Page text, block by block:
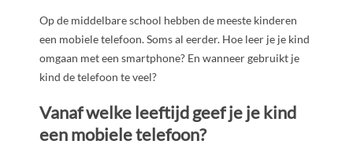
Op de middelbare school hebben de meeste kinderen
een mobiele telefoon. Soms al eerder. Hoe leer je je kind
omgaan met een smartphone? En wanneer gebruikt je
kind de telefoon te veel?
Vanaf welke leeftijd geef je je kind
een mobiele telefoon?